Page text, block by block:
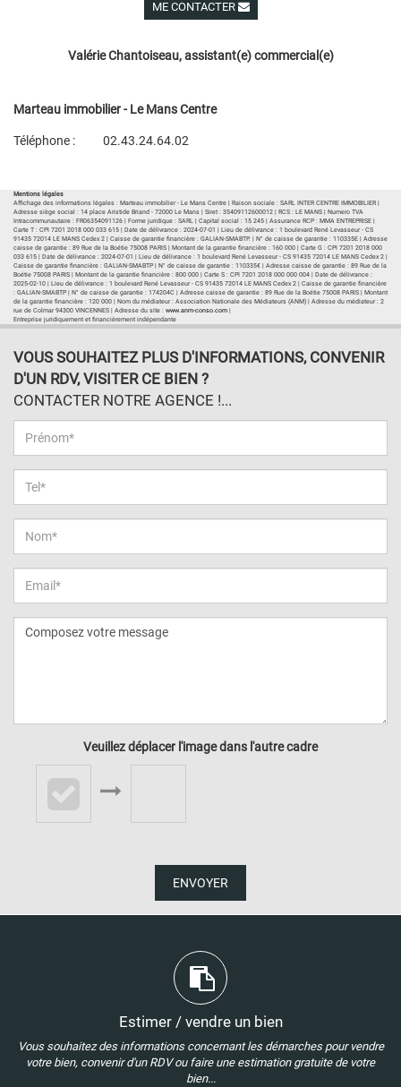
ME CONTACTER
Valérie Chantoiseau, assistant(e) commercial(e)
Marteau immobilier - Le Mans Centre
Téléphone :
02.43.24.64.02
Mentions légales
Affichage des informations légales : Marteau immobilier - Le Mans Centre | Raison sociale : SARL INTER CENTRE IMMOBILIER |
Adresse siège social : 14 place Aristide Briand - 72000 Le Mans | Siret : 35409112600012 | RCS : LE MANS | Numero TVA
Intracommunautaire : FR06354091126 | Forme juridique : SARL | Capital social : 15 245 | Assurance RCP : MMA ENTREPRISE |
Carte T : CPI 7201 2018 000 033 615 | Date de délivrance : 2024-07-01 | Lieu de délivrance : 1 boulevard René Levasseur - CS
91435 72014 LE MANS Cedex 2 | Caisse de garantie financière : GALIAN-SMABTP. | N° de caisse de garantie : 110335E | Adresse
caisse de garantie : 89 Rue de la Boétie 75008 PARIS | Montant de la garantie financière : 160 000 | Carte G : CPI 7201 2018 000
033 615 | Date de délivrance : 2024-07-01 | Lieu de délivrance : 1 boulevard René Levasseur - CS 91435 72014 LE MANS Cedex 2 |
Caisse de garantie financière : GALIAN-SMABTP | N° de caisse de garantie : 110335€ | Adresse caisse de garantie : 89 Rue de la
Boétie 75008 PARIS | Montant de la garantie financière : 800 000 | Carte S : CPI 7201 2018 000 000 004 | Date de délivrance :
2025-02-10 | Lieu de délivrance : 1 boulevard René Levasseur - CS 91435 72014 LE MANS Cedex 2 | Caisse de garantie financière
: GALIAN-SMABTP | N° de caisse de garantie : 174204C | Adresse caisse de garantie : 89 Rue de la Boétie 75008 PARIS | Montant
de la garantie financière : 120 000 | Nom du médiateur : Association Nationale des Médiateurs (ANM) | Adresse du médiateur : 2
rue de Colmar 94300 VINCENNES | Adresse du site : www.anm-conso.com
Entreprise juridiquement et financièrement indépendante
VOUS SOUHAITEZ PLUS D'INFORMATIONS, CONVENIR
D'UN RDV, VISITER CE BIEN ?
CONTACTER NOTRE AGENCE !...
Veuillez déplacer l'image dans l'autre cadre
ENVOYER
Estimer / vendre un bien
Vous souhaitez des informations concernant les démarches pour vendre
votre bien, convenir d'un RDV ou faire une estimation gratuite de votre
bien...